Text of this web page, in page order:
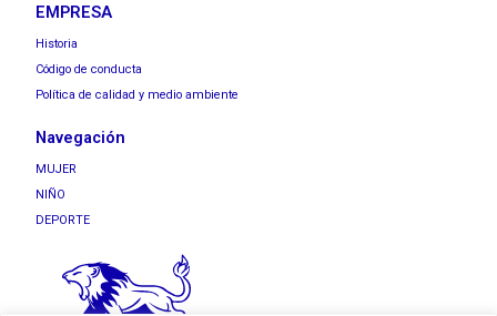
EMPRESA
Historia
Código de conducta
Política de calidad y medio ambiente
Navegación
MUJER
NIÑO
DEPORTE